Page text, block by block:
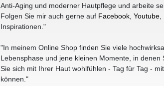
Anti-Aging und moderner Hautpflege und arbeite
Folgen Sie mir auch gerne auf Facebook, Youtube,
Inspirationen."
"In meinem Online Shop finden Sie viele
Lebensphase und jene kleinen Momente, in
Sie sich mit Ihrer Haut wohlfühlen - Tag für Tag -
können."